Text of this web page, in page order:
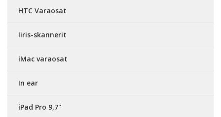
HTC Varaosat
Iiris-skannerit
iMac varaosat
In ear
iPad Pro 9,7"